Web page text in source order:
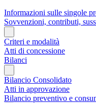
Informazioni sulle singole
Sovvenzioni, contributi,
Criteri e modalità
Atti di concessione
Bilanci
Bilancio Consolidato
Atti in approvazione
Bilancio preventivo e